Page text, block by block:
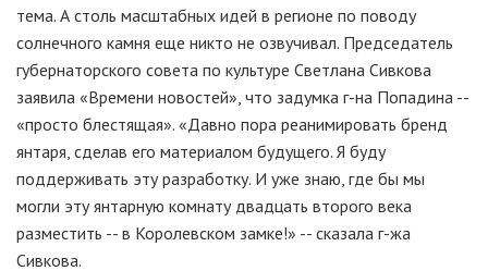
тема. А столь масштабных идей в регионе по поводу
солнечного камня еще никто не озвучивал. Председатель
губернаторского совета по культуре Светлана Сивкова
заявила «Времени новостей», что задумка г-на Попадина --
«просто блестящая». «Давно пора реанимировать бренд
янтаря, сделав его материалом будущего. Я буду
поддерживать эту разработку. И уже знаю, где бы мы
могли эту янтарную комнату двадцать второго века
разместить -- в Королевском замке!» -- сказала г-жа
Сивкова.